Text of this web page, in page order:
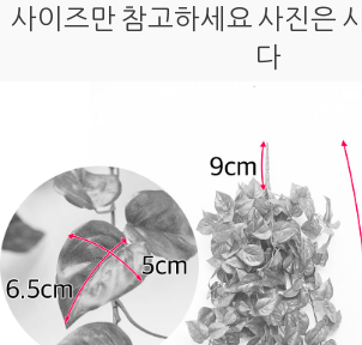
사이즈만 참고하세요 사진은
다